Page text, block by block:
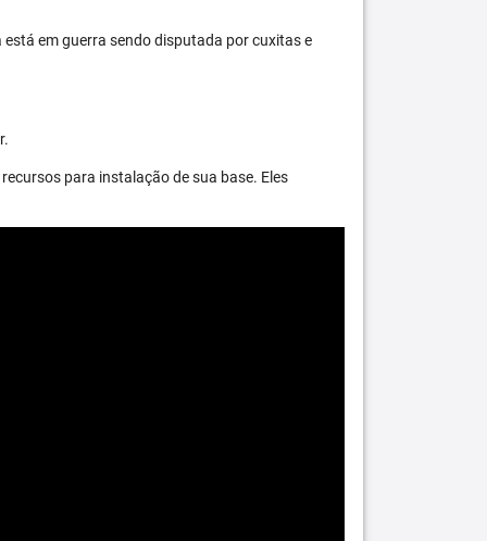
em guerra sendo disputada por cuxitas e
para instalação de sua base. Eles